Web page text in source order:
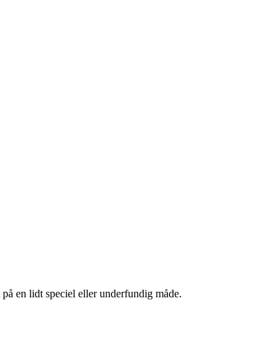
en lidt speciel eller underfundig måde.